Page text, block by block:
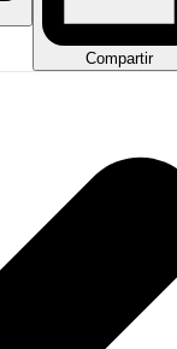
Compartir